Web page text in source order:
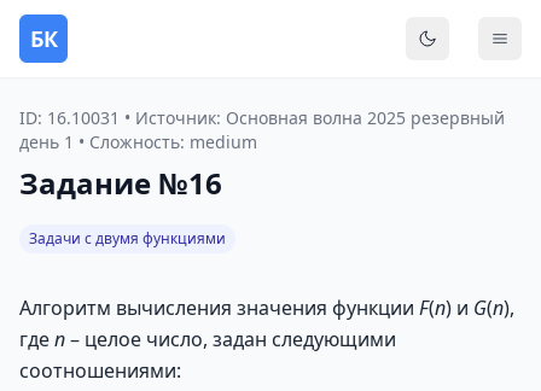
БК
ID: 16.10031 • Источник: Основная волна 2025 резервный
день 1 • Сложность: medium
Задание №16
Задачи с двумя функциями
Алгоритм вычисления значения функции F(n) и G(n),
гдеn– целое число, задан следующими
соотношениями: